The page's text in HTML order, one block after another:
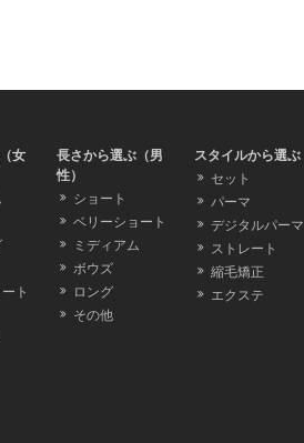
女
ト
長さから選ぶ（男
性）
ショート
ベリーショート
ミディアム
ボウズ
ロング
その他
スタイルから選ぶ
セット
パーマ
デジタルパーマ
ストレート
縮毛矯正
エクステ